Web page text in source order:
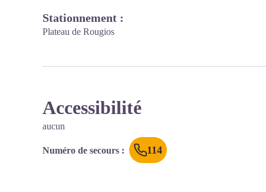
Stationnement :
Plateau de Rougios
Accessibilité
aucun
Numéro de secours : 114